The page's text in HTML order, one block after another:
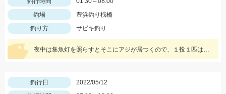
釣場
豊浜釣り桟橋
釣り方
サビキ釣り
夜中は集魚灯を照らすとそこにアジが居つくので、１投１匹は確実に釣れますよ♪
釣行日
2022/05/12